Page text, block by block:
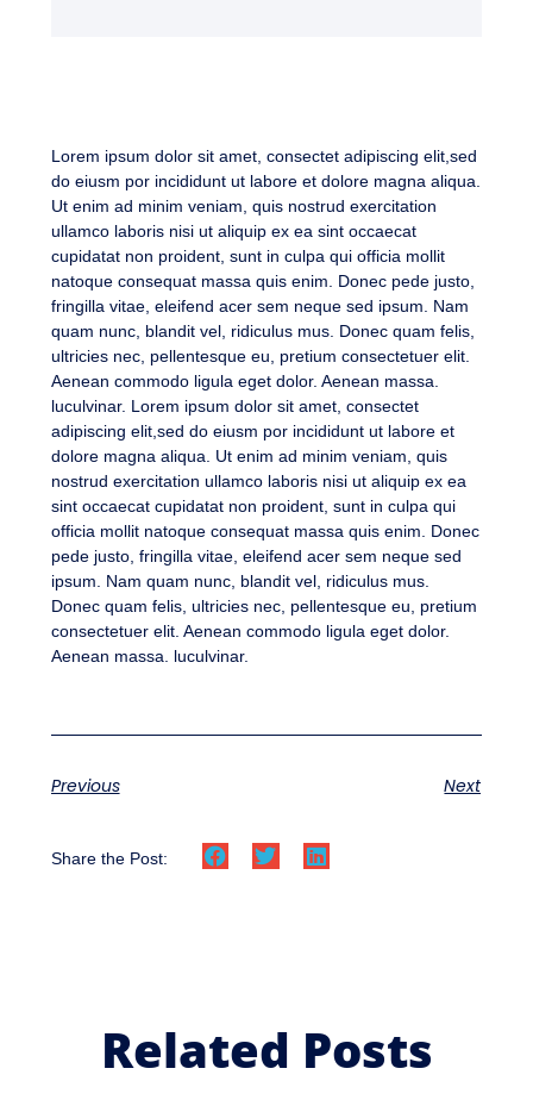
Lorem ipsum dolor sit amet, consectet adipiscing elit,sed
do eiusm por incididunt ut labore et dolore magna aliqua.
Ut enim ad minim veniam, quis nostrud exercitation
ullamco laboris nisi ut aliquip ex ea sint occaecat
cupidatat non proident, sunt in culpa qui officia mollit
natoque consequat massa quis enim. Donec pede justo,
fringilla vitae, eleifend acer sem neque sed ipsum. Nam
quam nunc, blandit vel, ridiculus mus. Donec quam felis,
ultricies nec, pellentesque eu, pretium consectetuer elit.
Aenean commodo ligula eget dolor. Aenean massa.
luculvinar. Lorem ipsum dolor sit amet, consectet
adipiscing elit,sed do eiusm por incididunt ut labore et
dolore magna aliqua. Ut enim ad minim veniam, quis
nostrud exercitation ullamco laboris nisi ut aliquip ex ea
sint occaecat cupidatat non proident, sunt in culpa qui
officia mollit natoque consequat massa quis enim. Donec
pede justo, fringilla vitae, eleifend acer sem neque sed
ipsum. Nam quam nunc, blandit vel, ridiculus mus.
Donec quam felis, ultricies nec, pellentesque eu, pretium
consectetuer elit. Aenean commodo ligula eget dolor.
Aenean massa. luculvinar.
Previous Next
Share the Post:
Related Posts